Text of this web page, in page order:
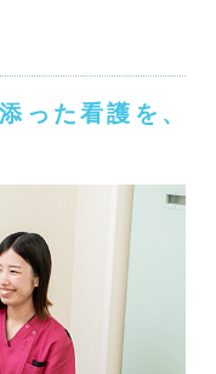
った看護を、